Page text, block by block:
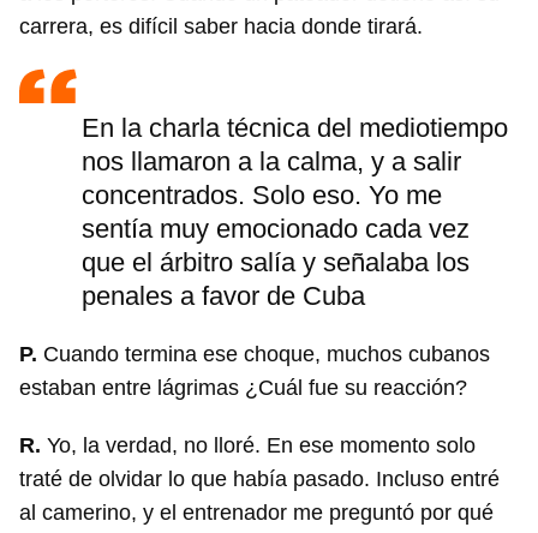
carrera, es difícil saber hacia donde tirará.
En la charla técnica del mediotiempo
nos llamaron a la calma, y a salir
concentrados. Solo eso. Yo me
sentía muy emocionado cada vez
que el árbitro salía y señalaba los
penales a favor de Cuba
P. Cuando termina ese choque, muchos cubanos
estaban entre lágrimas ¿Cuál fue su reacción?
R. Yo, la verdad, no lloré. En ese momento solo
traté de olvidar lo que había pasado. Incluso entré
al camerino, y el entrenador me preguntó por qué